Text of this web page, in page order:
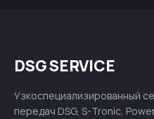
DSG SERVICE
Узкоспециализированный
передач DSG, S-Tronic,